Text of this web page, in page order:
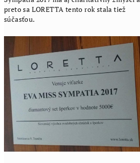
preto sa LORETTA tento rok stala tiež
súčasťou.